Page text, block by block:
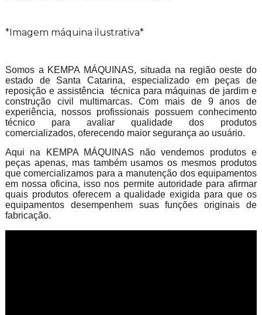
*Imagem máquina ilustrativa*
Somos a KEMPA MÁQUINAS, situada na região oeste do
estado de Santa Catarina, especializado em peças de
reposição e assistência técnica para máquinas de jardim e
construção civil multimarcas. Com mais de 9 anos de
experiência, nossos profissionais possuem conhecimento
técnico para avaliar qualidade dos produtos
comercializados, oferecendo maior segurança ao usuário.
Aqui na KEMPA MÁQUINAS não vendemos produtos e
peças apenas, mas também usamos os mesmos produtos
que comercializamos para a manutenção dos equipamentos
em nossa oficina, isso nos permite autoridade para afirmar
quais produtos oferecem a qualidade exigida para que os
equipamentos desempenhem suas funções originais de
fabricação.